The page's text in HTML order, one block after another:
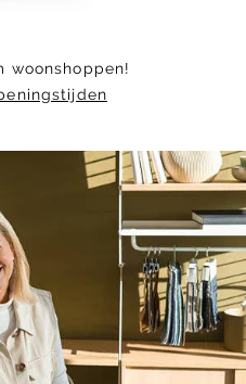
woonshoppen!